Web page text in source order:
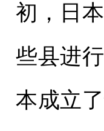
初，日
些县进
本成立